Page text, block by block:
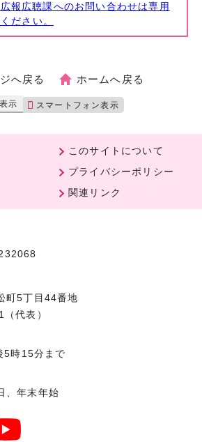
報広聴課へのお問い合わせは専用
ださい。
へ戻る ホームへ戻る
示 スマートフォン表示
このサイトについて
プライバシーポリシー
関連リンク
町5丁目44番地
代表）
5時15分まで
、年末年始